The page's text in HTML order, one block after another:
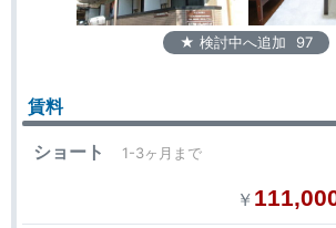
★ 検討中へ追加 97
賃料
ショート 1-3ヶ月まで
￥